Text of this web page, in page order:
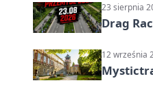
23 sierpnia
Drag
12 września